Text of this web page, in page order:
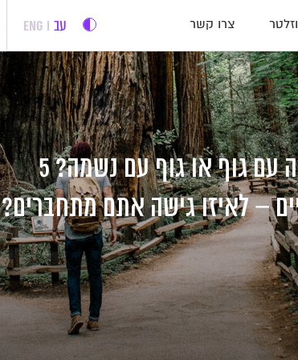
צרו קשר עב ENG
האם אנחנו נשמה עם גוף או גוף עם נשמה? 5
– לאיזו גישה אתם מתחברים?